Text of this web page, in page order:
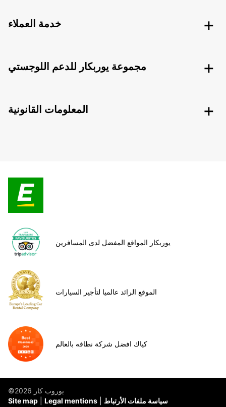
خدمة العملاء
مجموعة يوربكار للدعم اللوجستي
المعلومات القانونية
يوربكار المواقع المفضل لدى المسافرين
الموقع الرائد عالميا لتأجير السيارات
كياك افضل شركة نظافه بالعالم
©يوروب كار 2026
Site map
Legal mentions سياسة ملفات الأرتباط